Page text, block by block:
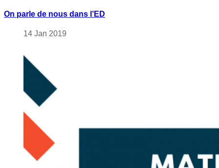
On parle de nous dans l’ED
14 Jan 2019